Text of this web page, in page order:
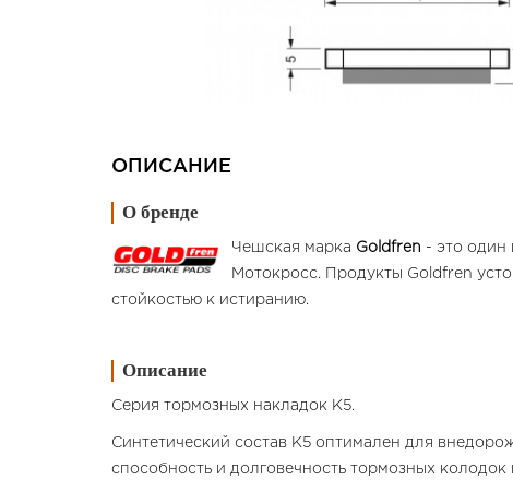
ОПИСАНИЕ
О бренде
Чешская марка Goldfren - это один
Мотокросс. Продукты Goldfren
стойкостью к истиранию.
Описание
Серия тормозных накладок K5.
Синтетический состав K5 оптимален для
способность и долговечность тормозных